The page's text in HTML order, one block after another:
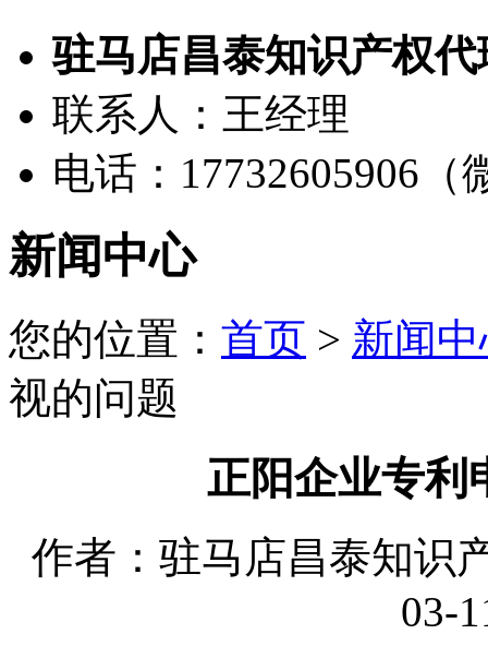
驻马店昌泰知识产权
联系人：王经理
电话：17732605906（
新闻中心
您的位置： 首页 > 新闻
视的问题
正阳企业专利
作者：驻马店昌泰知识
03-